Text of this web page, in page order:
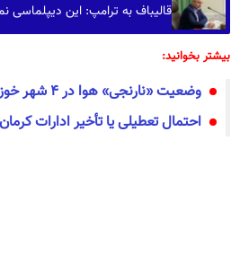
قالیباف به ترامپ: این
بیشتر بخوانید:
وضعیت «نارنجی» هوا در ۴ شهر خوزستان
احتمال تعطیلی یا تأخیر ادارات